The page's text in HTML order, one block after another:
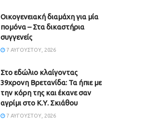
Οικογενειακή διαμάχη για μία
πομόνα – Στα δικαστήρια
συγγενείς
7 ΑΥΓΟΎΣΤΟΥ, 2026
Στο εδώλιο κλαίγοντας
39χρονη Βρετανίδα: Τα ήπιε με
την κόρη της και έκανε σαν
αγρίμι στο Κ.Υ. Σκιάθου
7 ΑΥΓΟΎΣΤΟΥ, 2026